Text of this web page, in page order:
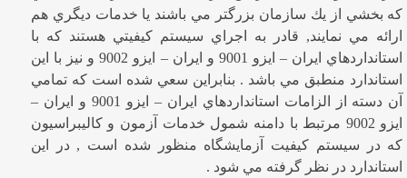
كه بخشي از يك سازمان بزرگتر مي باشند يا خدمات ديگري هم
ارائه مي نمايند, قادر به اجراي سيستم كيفيتي هستند كه با
استانداردهاي ايران – ايزو 9001 و ايران – ايزو 9002 و نيز با اين
استاندارد منطبق مي باشد . بنابراين سعي شده است كه تمامي
آن دسته از الزامات استانداردهاي ايران – ايزو 9001 و ايران –
ايزو 9002 مرتبط با دامنه شمول خدمات آزمون و كاليبراسيون
كه در سيستم كيفيت آزمايشگاه منظور شده است , در اين
استاندارد در نظر گرفته مي شود .